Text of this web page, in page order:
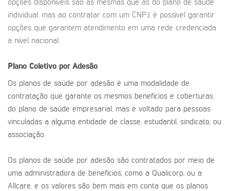
opções disponíveis são as mesmas que as do plano de saúde
individual, mas ao contratar com um CNPJ, é possível garantir
opções que garantem atendimento em uma rede credenciada
a nível nacional.
Plano Coletivo por Adesão
Os planos de saúde por adesão é uma modalidade de
contratação que garante os mesmos benefícios e coberturas
do plano de saúde empresarial, mas é voltado para pessoas
vinculadas a alguma entidade de classe, estudantil, sindicato, ou
associação.
Os planos de saúde por adesão são contratados por meio de
uma administradora de benefícios, como a Qualicorp, ou a
Allcare, e os valores são bem mais em conta que os planos